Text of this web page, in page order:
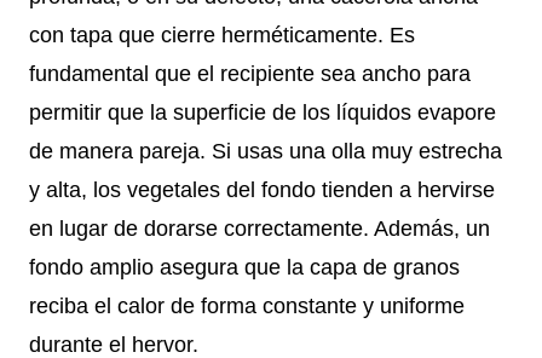
con tapa que cierre herméticamente. Es
fundamental que el recipiente sea ancho para
permitir que la superficie de los líquidos evapore
de manera pareja. Si usas una olla muy estrecha
y alta, los vegetales del fondo tienden a hervirse
en lugar de dorarse correctamente. Además, un
fondo amplio asegura que la capa de granos
reciba el calor de forma constante y uniforme
durante el hervor.